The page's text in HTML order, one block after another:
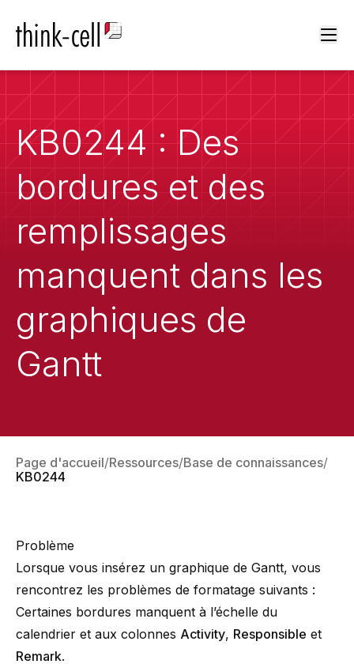
KB0244 : Des
bordures et des
remplissages
manquent dans les
graphiques de
Gantt
Page d'accueil Ressources Base de connaissances
KB0244
Problème
Lorsque vous insérez un graphique de Gantt, vous
rencontrez les problèmes de formatage suivants :
Certaines bordures manquent à l’échelle du
calendrier et aux colonnes Activity, Responsible et
Remark.